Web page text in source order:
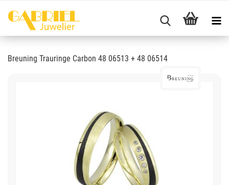
Breuning Trauringe Carbon 48 06513 + 48 06514